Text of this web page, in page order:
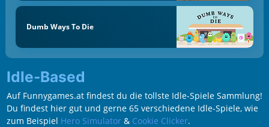
Dumb Ways To Die
Idle-Based
Auf Funnygames.at findest du die tollste Idle-Spiele Sammlung!
Du findest hier gut und gerne 65 verschiedene Idle-Spiele, wie
zum Beispiel Hero Simulator& Cookie Clicker.